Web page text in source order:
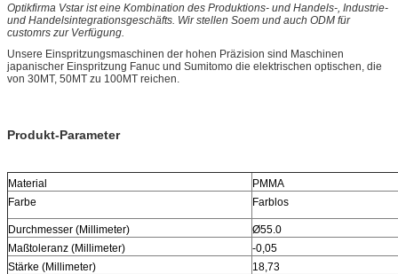
Optikfirma Vstar ist eine Kombination des Produktions- und Handels-, Industrie-
und Handelsintegrationsgeschäfts. Wir stellen Soem und auch ODM für
customrs zur Verfügung.
Unsere Einspritzungsmaschinen der hohen Präzision sind Maschinen
japanischer Einspritzung Fanuc und Sumitomo die elektrischen optischen, die
von 30MT, 50MT zu 100MT reichen.
Produkt-Parameter
Material
PMMA
Farbe
Farblos
Durchmesser (Millimeter)
Ø55.0
Maßtoleranz (Millimeter)
-0,05
Stärke (Millimeter)
18,73